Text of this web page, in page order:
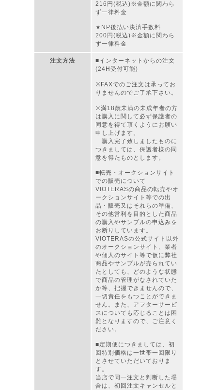
216円(税込)※金額に関わら
ず一律料金
★NP後払い決済手数料
200円(税込)※金額に関わら
ず一律料金
注文方法
■インターネットからの注文
(24H受付可能)
※FAXでのご注文は承ってお
りませんのでご了承下さい。
※満18歳未満の未成年者の方
は購入に関して必ず保護者の
同意を得て頂くようにお願い
申し上げます。
購入完了致しましたものに
つきましては、保護者様の同
意を得たものとします。
■転売・オークションサイト
での販売について
VIOTERASの商品の転売やオ
ークションサイト等での出
品・販売又はそれらの準備、
その他営利を目的とした商品
の購入やサンプルの申込みを
お断りしています。
VIOTERASの公式サイト以外
のオークションサイト、業者
や個人のサイト等で仮に弊社
商品やサンプルが売られてい
たとしても、どのような状態
で商品の管理がなされていた
か等、把握できませんので、
一切責任をもつことができま
せん。また、アフターサービ
スについても応じることは困
難となりますので、ご注意く
ださい。
■定期便につきましては、初
回特別価格は一世帯一回限り
とさせていただいておりま
す。
当店で同一注文と判断した場
合は、初回注文キャンセルと